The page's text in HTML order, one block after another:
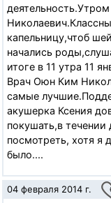
капельницу,чтоб
начались
итоге в 11 утра 11
Врач Оюн Ким
самые
акушерка Ксения
покушать,в
посмотреть, хотя я
было....
04 февраля 2014 г.